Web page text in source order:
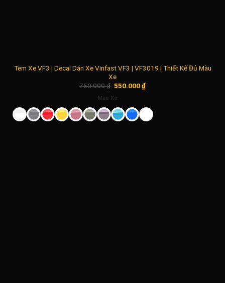
Tem Xe VF3 | Decal Dán Xe Vinfast VF3 | VF3019 | Thiết Kế Đủ Màu
Xe
750.000₫ Giá
là:
550.000₫Giá
550.000 ₫.
Màu Xe